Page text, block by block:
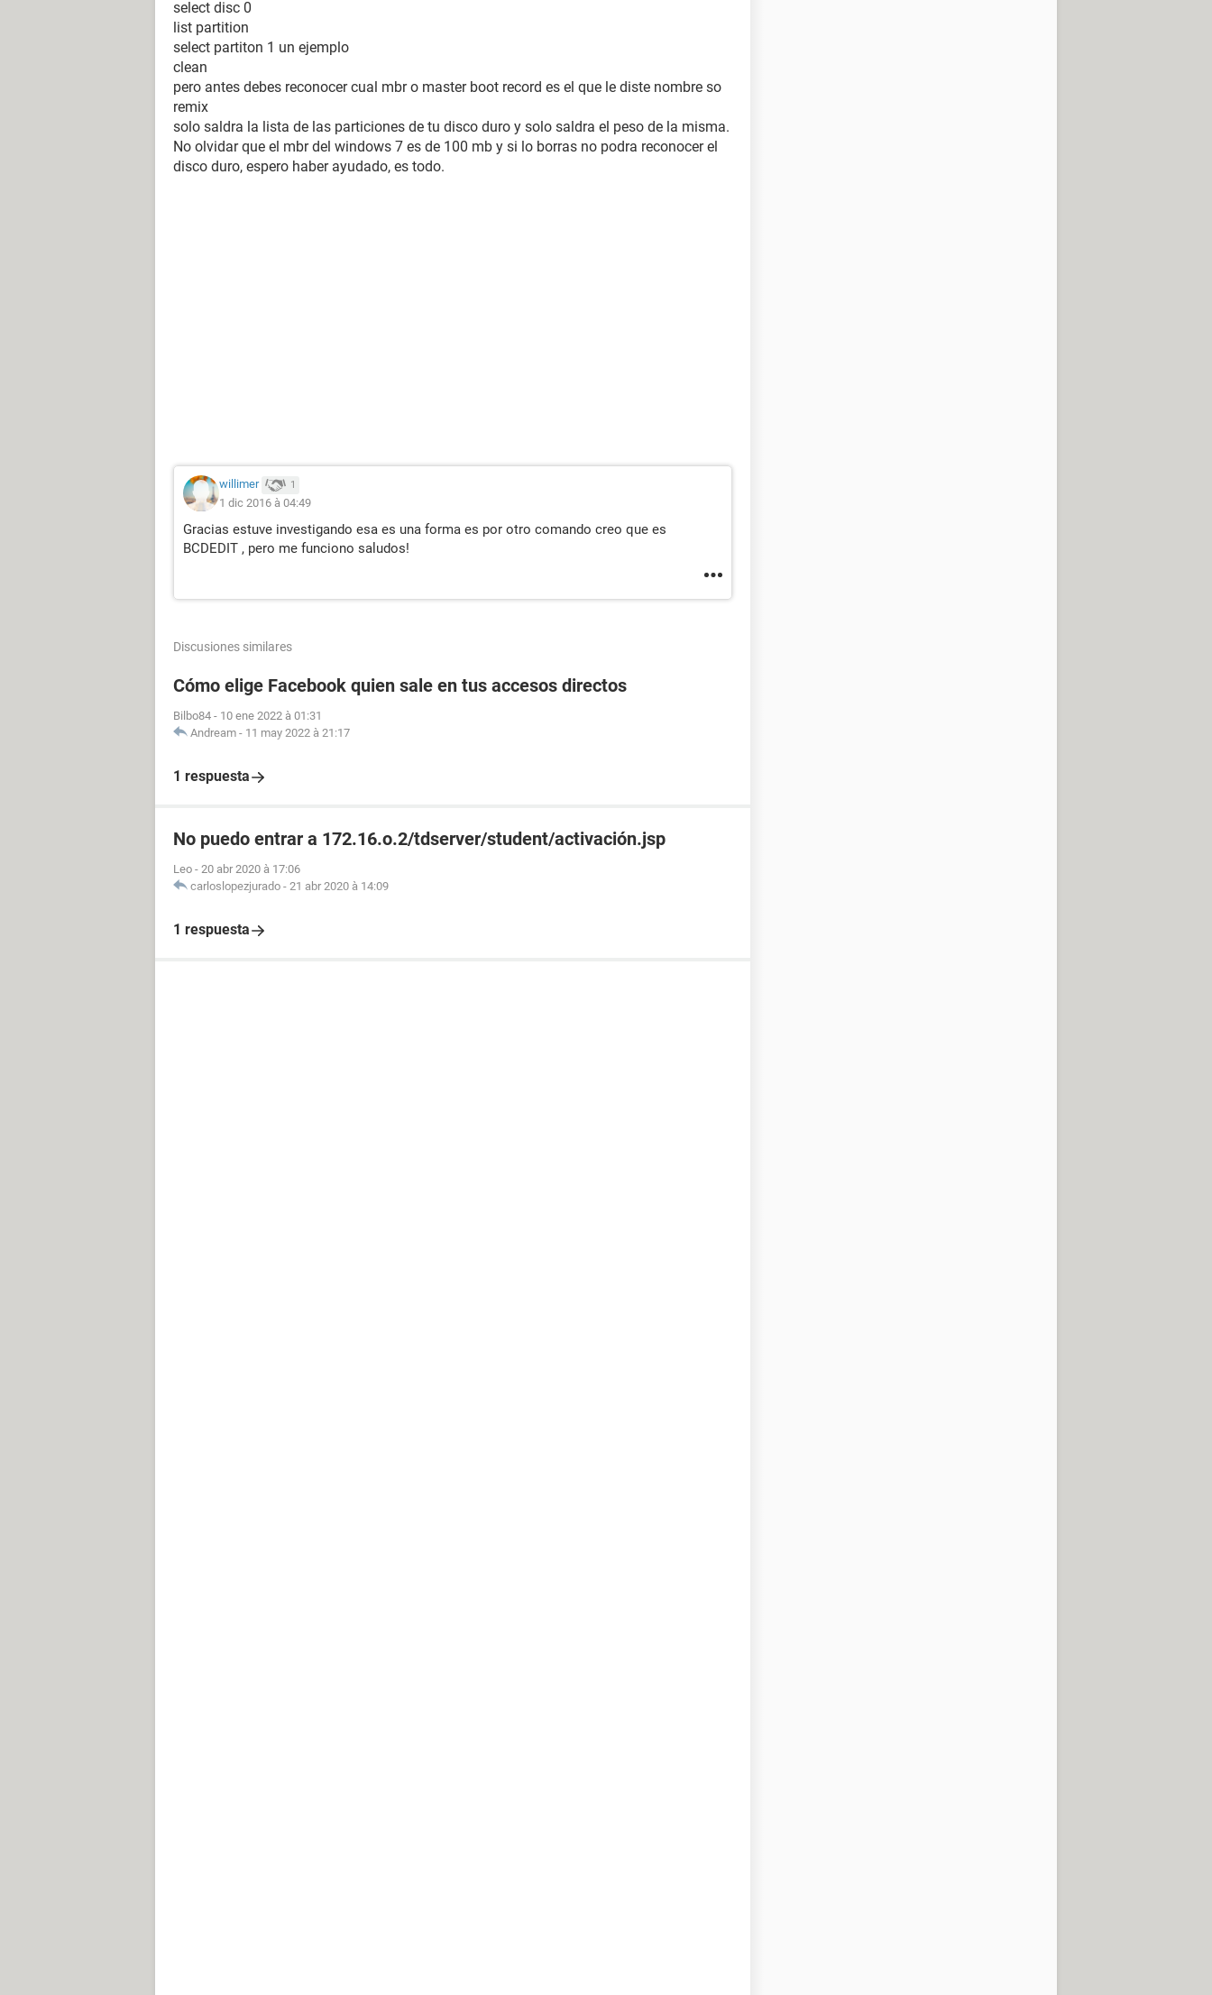
select disc 0
list partition
select partiton 1 un ejemplo
clean
pero antes debes reconocer cual mbr o master boot record es el que le diste nombre so
remix
solo saldra la lista de las particiones de tu disco duro y solo saldra el peso de la misma.
No olvidar que el mbr del windows 7 es de 100 mb y si lo borras no podra reconocer el
disco duro, espero haber ayudado, es todo.
willimer 1
1 dic 2016 à 04:49
Gracias estuve investigando esa es una forma es por otro comando creo que es
BCDEDIT , pero me funciono saludos!
Discusiones similares
Cómo elige Facebook quien sale en tus accesos directos
Bilbo84 - 10 ene 2022 à 01:31
Andream - 11 may 2022 à 21:17
1 respuesta
No puedo entrar a 172.16.o.2/tdserver/student/activación.jsp
Leo - 20 abr 2020 à 17:06
carloslopezjurado - 21 abr 2020 à 14:09
1 respuesta